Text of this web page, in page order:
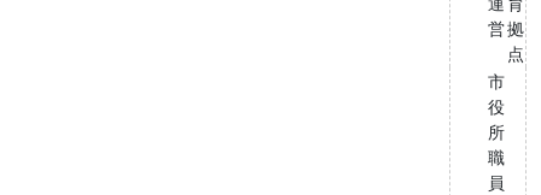
営拠
点
市
役
所
職
員